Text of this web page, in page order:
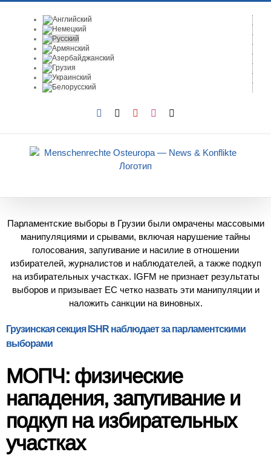
Facebook YouTubeInstagram
Парламентские выборы в Грузии были омрачены массовыми
манипуляциями и срывами, включая нарушение тайны
голосования, запугивание и насилие в отношении
избирателей, журналистов и наблюдателей, а также подкуп
на избирательных участках. IGFM не признает результаты
выборов и призывает ЕС четко назвать эти манипуляции и
наложить санкции на виновных.
Грузинская секция ISHR наблюдает за парламентскими
выборами
МОПЧ: физические
нападения, запугивание и
подкуп на избирательных
участках